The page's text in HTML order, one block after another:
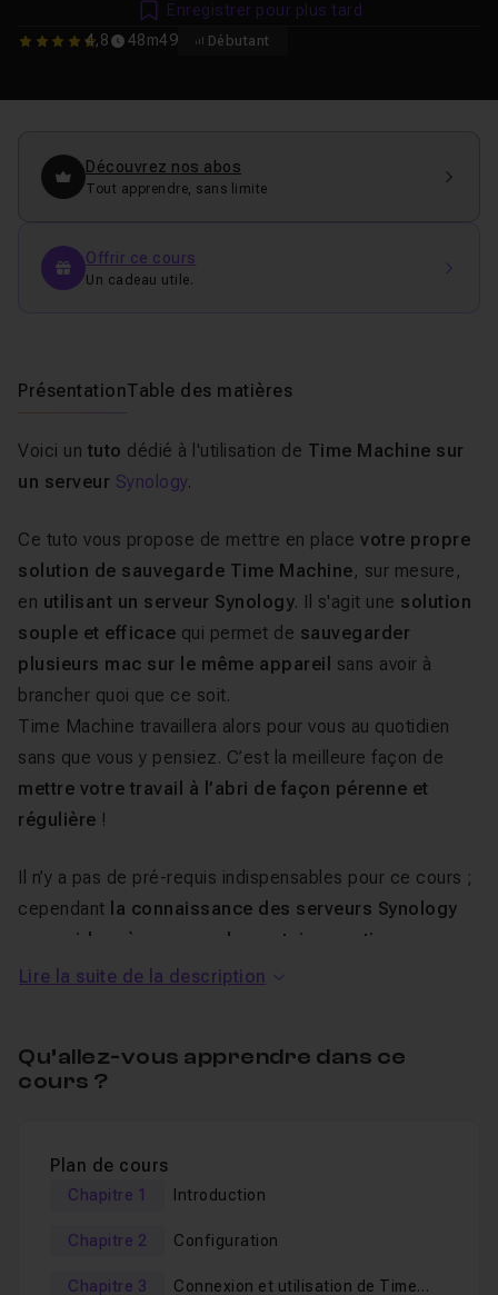
4.75 4,8 48m49 Débutant
Enregistrer pour plus tard
Découvrez nos abos
Tout apprendre, sans limite
Offrir ce cours
Un cadeau utile.
PrésentationTable des matières
Voici un tuto dédié à l'utilisation de Time Machine sur
un serveur Synology.
Ce tuto vous propose de mettre en place votre propre
solution de sauvegarde Time Machine, sur mesure,
en utilisant un serveur Synology. Il s'agit une solution
souple et efficace qui permet de sauvegarder
plusieurs mac sur le même appareil
sans avoir à
brancher quoi que ce soit.
Time Machine travaillera alors pour vous au quotidien
sans que vous y pensiez. C’est la meilleure façon de
mettre votre travail à l’abri de façon pérenne et
régulière !
Il n’y a pas de pré-requis indispensables pour ce cours ;
cependant la connaissance des serveurs Synology
vous aidera à comprendre certaines notions
abordéesici. Pour aller plus sur ce sujet, retrouvez ma
Au Programme de ce cours Time
Parmi les questions auxquelles ce tuto répond :
et le configurer
Comment installer Time Machine sur mon Mac et sur
Lire la suite de la description
Qu’allez-vous apprendre dans ce
cours ?
Plan de cours
Chapitre 1 Introduction
Chapitre 2 Configuration
Chapitre 3
Connexion et utilisation de Time